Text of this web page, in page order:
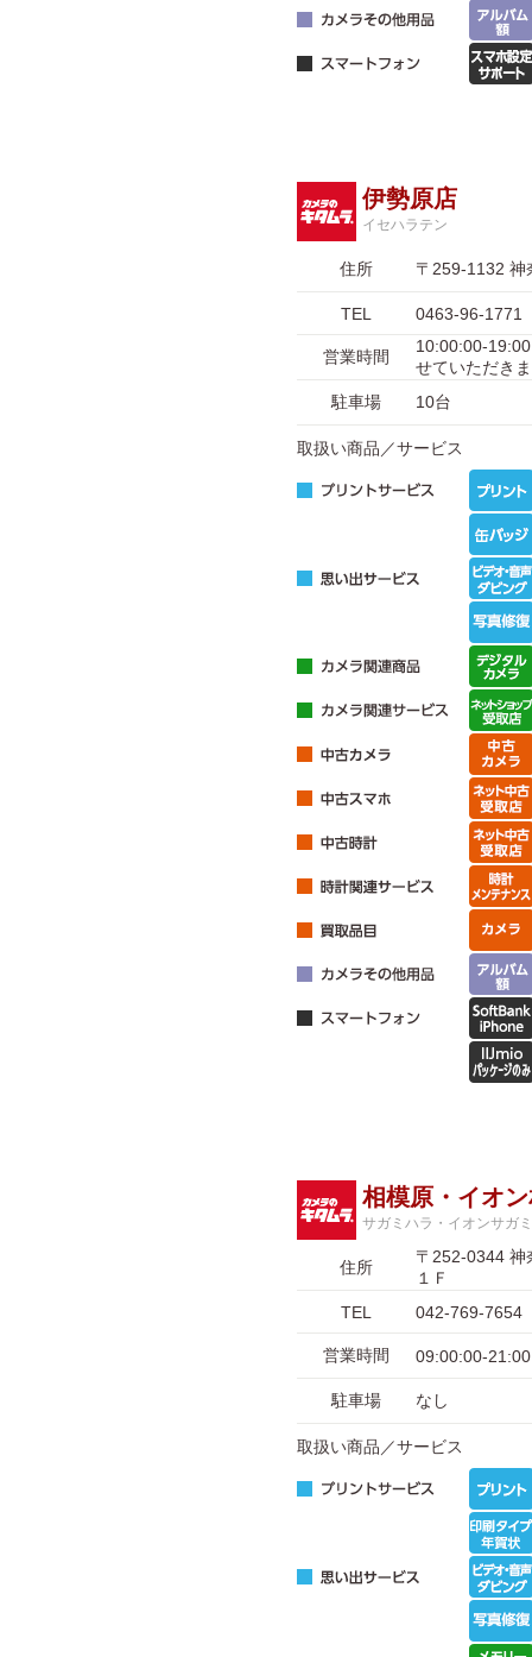
伊勢原店
イセハラテン
住所 〒259-1132 神
TEL 0463-96-1771
営業時間
10:00:00-
せていただき
駐車場
10台
取扱い商品／サービス
相模原・イオ
サガミハラ・イオンサガ
住所
〒252-0344 神
１Ｆ
TEL
042-769-7654
営業時間 09:00:00-
駐車場 なし
取扱い商品／サービス